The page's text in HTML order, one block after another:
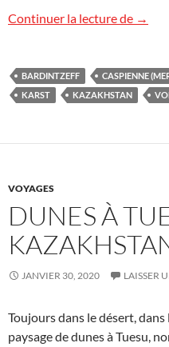
Continuer la lecture de →
BARDINTZEFF CASPIENNE
KARST
KAZAKHSTAN
VOYAGES
DUNES À
JANVIER 30, 2020 LAISSER
Toujours dans le désert,
paysage de dunes à Tuesu,